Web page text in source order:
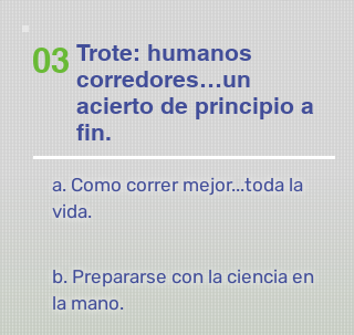
03 Trote: humanos
corredores…un
acierto de principio a
fin.
a. Como correr mejor...toda la
vida.
b. Prepararse con la ciencia en
la mano.